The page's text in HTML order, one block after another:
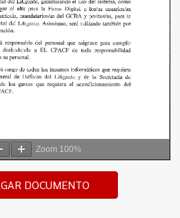
Zoom 100%
DOCUMENTO